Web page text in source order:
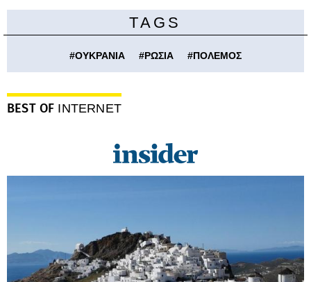
TAGS
#ΟΥΚΡΑΝΙΑ #ΡΩΣΙΑ #ΠΟΛΕΜΟΣ
BEST OF INTERNET